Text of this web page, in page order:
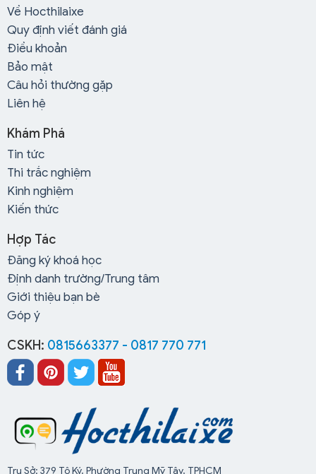
Về Hocthilaixe
Quy định viết đánh giá
Điều khoản
Bảo mật
Câu hỏi thường gặp
Liên hệ
Khám Phá
Tin tức
Thi trắc nghiệm
Kinh nghiệm
Kiến thức
Hợp Tác
Đăng ký khoá học
Định danh trường/Trung tâm
Giới thiệu bạn bè
Góp ý
CSKH: 0815663377 - 0817 770 771
Trụ Sở: 379 Tô Ký, Phường Trung Mỹ Tây, TPHCM